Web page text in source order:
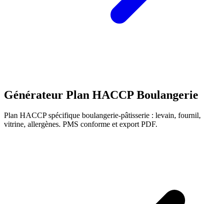
Générateur Plan HACCP Boulangerie
Plan HACCP spécifique boulangerie-pâtisserie : levain, fournil,
vitrine, allergènes. PMS conforme et export PDF.